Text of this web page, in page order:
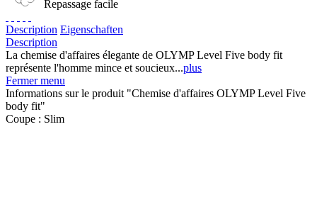
Repassage facile
Description Eigenschaften
Description
La chemise d'affaires élegante de OLYMP Level Five body fit
représente l'homme mince et soucieux...plus
Fermer menu
Informations sur le produit "Chemise d'affaires OLYMP Level Five
body fit"
Coupe : Slim